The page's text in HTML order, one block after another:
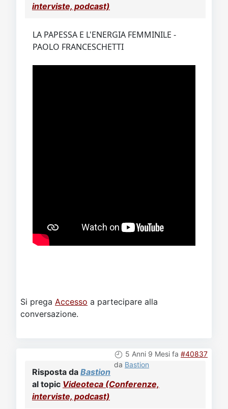
interviste, podcast)
LA PAPESSA E L'ENERGIA FEMMINILE -
PAOLO FRANCESCHETTI
Si prega Accesso a partecipare alla
conversazione.
5 Anni 9 Mesi fa #40837
da Bastion
Risposta da Bastion
al topic Videoteca (Conferenze,
interviste, podcast)